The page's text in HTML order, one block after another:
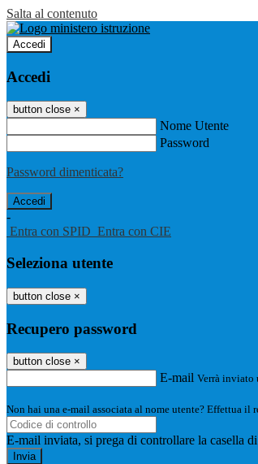
Salta al contenuto
Accedi
Accedi
button close ×
Nome Utente
Password
Password dimenticata?
-
Entra con SPID Entra con CIE
Seleziona utente
button close ×
Recupero password
button close ×
E-mail Verrà inviato
Non hai una e-mail associata al nome utente? Effettua il
E-mail inviata, si prega di controllare la casella